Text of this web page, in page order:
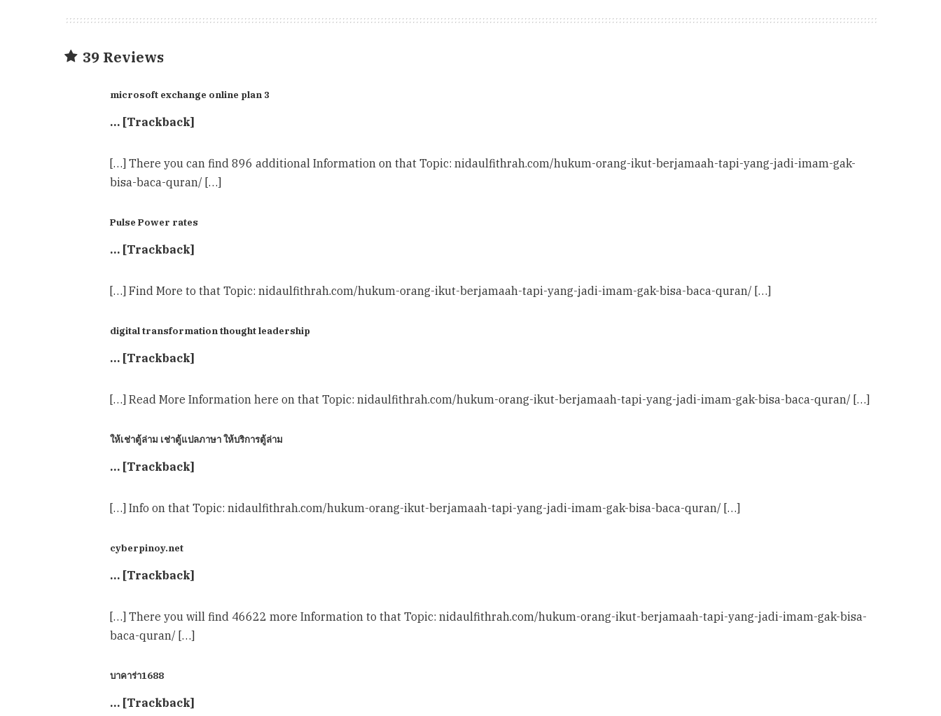
39 Reviews
microsoft exchange online plan 3
… [Trackback]
[…] There you can find 896 additional Information on that Topic: nidaulfithrah.com/hukum-orang-ikut-berjamaah-tapi-yang-jadi-imam-gak-
bisa-baca-quran/ […]
Pulse Power rates
… [Trackback]
[…] Find More to that Topic: nidaulfithrah.com/hukum-orang-ikut-berjamaah-tapi-yang-jadi-imam-gak-bisa-baca-quran/ […]
digital transformation thought leadership
… [Trackback]
[…] Read More Information here on that Topic: nidaulfithrah.com/hukum-orang-ikut-berjamaah-tapi-yang-jadi-imam-gak-bisa-baca-quran/ […]
ให้เช่าตู้ล่าม เช่าตู้แปลภาษา ให้บริการตู้ล่าม
… [Trackback]
[…] Info on that Topic: nidaulfithrah.com/hukum-orang-ikut-berjamaah-tapi-yang-jadi-imam-gak-bisa-baca-quran/ […]
cyberpinoy.net
… [Trackback]
[…] There you will find 46622 more Information to that Topic: nidaulfithrah.com/hukum-orang-ikut-berjamaah-tapi-yang-jadi-imam-gak-bisa-
baca-quran/ […]
บาคาร่า1688
… [Trackback]